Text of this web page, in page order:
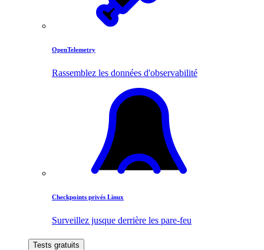
OpenTelemetry
Rassemblez les données d'observabilité
Checkpoints privés Linux
Surveillez jusque derrière les pare-feu
Tests gratuits